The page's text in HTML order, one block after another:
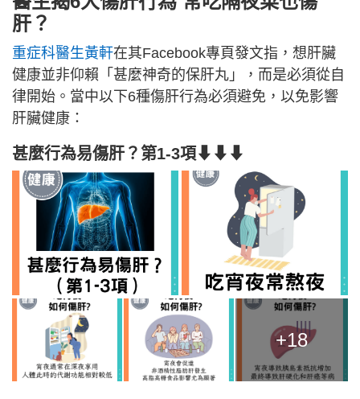
肝？
重症科醫生黃軒在其Facebook專頁發文指，想肝臟
健康並非仰賴「甚麼神奇的保肝丸」，而是必須從自
律開始。當中以下6種傷肝行為必須避免，以免影響
肝臟健康：
甚麼行為易傷肝？第1-3項⬇⬇⬇
+18